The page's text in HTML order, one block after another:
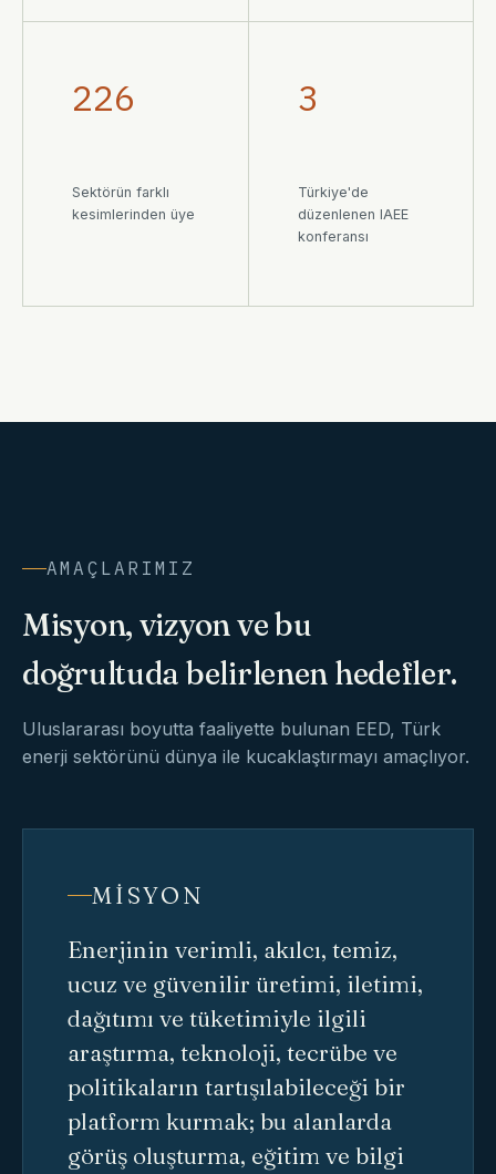
226
Sektörün farklı
kesimlerinden üye
3
Türkiye'de
düzenlenen IAEE
konferansı
AMAÇLARIMIZ
Misyon, vizyon ve bu
doğrultuda belirlenen hedefler.
Uluslararası boyutta faaliyette bulunan EED, Türk
enerji sektörünü dünya ile kucaklaştırmayı amaçlıyor.
MISYON
Enerjinin verimli, akılcı, temiz,
ucuz ve güvenilir üretimi, iletimi,
dağıtımı ve tüketimiyle ilgili
araştırma, teknoloji, tecrübe ve
politikaların tartışılabileceği bir
platform kurmak; bu alanlarda
görüş oluşturma, eğitim ve bilgi